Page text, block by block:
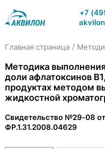
+7
Главная страница /
Методика
доли афлатоксинов
продуктах методом
жидкостной
Свидетельство №29-08
ФР.1.31.2008.04629